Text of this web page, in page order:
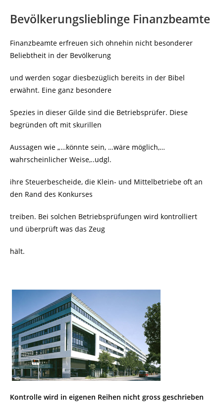
Bevölkerungslieblinge Finanzbeamte
Finanzbeamte erfreuen sich ohnehin nicht besonderer
Beliebtheit in der Bevölkerung
und werden sogar diesbezüglich bereits in der Bibel
erwähnt. Eine ganz besondere
Spezies in dieser Gilde sind die Betriebsprüfer. Diese
begründen oft mit skurillen
Aussagen wie „…könnte sein, …wäre möglich,…
wahrscheinlicher Weise,..udgl.
ihre Steuerbescheide, die Klein- und Mittelbetriebe oft an
den Rand des Konkurses
treiben. Bei solchen Betriebsprüfungen wird kontrolliert
und überprüft was das Zeug
hält.
Kontrolle wird in eigenen Reihen nicht gross geschrieben